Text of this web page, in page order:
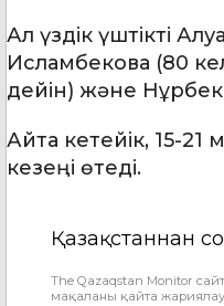
Ал үздік үштікті
Исламбекова (80
дейін) және Нұрбек
Айта кетейік, 15-
кезеңі өтеді.
Қазақстаннан
The Qazaqstan Monitor
мақаланы қайта